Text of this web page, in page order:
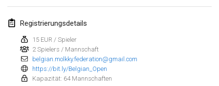
Registrierungsdetails
15 EUR / Spieler
2 Spielers / Mannschaft
belgian.molkky.federation@gmail.com
https://bit.ly/Belgian_Open
Kapazität: 64 Mannschaften
SingeliDuppeli
27. Jan. 2024|Finnland
Februar 2024